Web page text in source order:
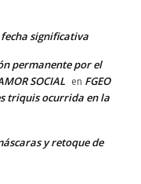
significativa
permanente por el
SOCIAL en FGEO
triquis ocurrida en la
y retoque de